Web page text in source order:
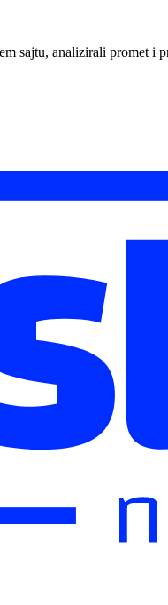
sajtu, analizirali promet